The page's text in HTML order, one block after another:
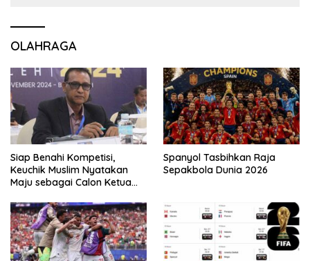
OLAHRAGA
Siap Benahi Kompetisi,
Keuchik Muslim Nyatakan
Maju sebagai Calon Ketua
Spanyol Tasbihkan Raja
Sepakbola Dunia 2026